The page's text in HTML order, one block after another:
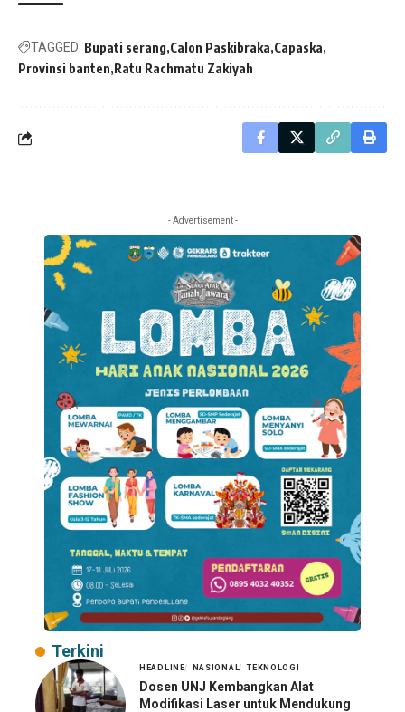
TAGGED: Bupati serang Calon Paskibraka Capaska
Provinsi banten Ratu Rachmatu Zakiyah
- Advertisement -
Terkini
HEADLINE NASIONAL TEKNOLOGI
Dosen UNJ Kembangkan Alat
Modifikasi Laser untuk Mendukung